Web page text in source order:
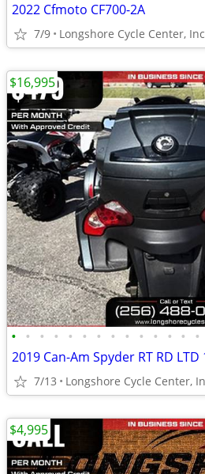
2022 Cfmoto CF700-2A
7/9 Longshore Cycle Center, Inc
• • • • • • • • • • • • • •
2019 Can-Am Spyder RT RD LTD
7/13 Longshore Cycle Center,
$16,995
$4,995